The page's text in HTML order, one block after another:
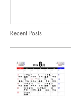
Recent Posts